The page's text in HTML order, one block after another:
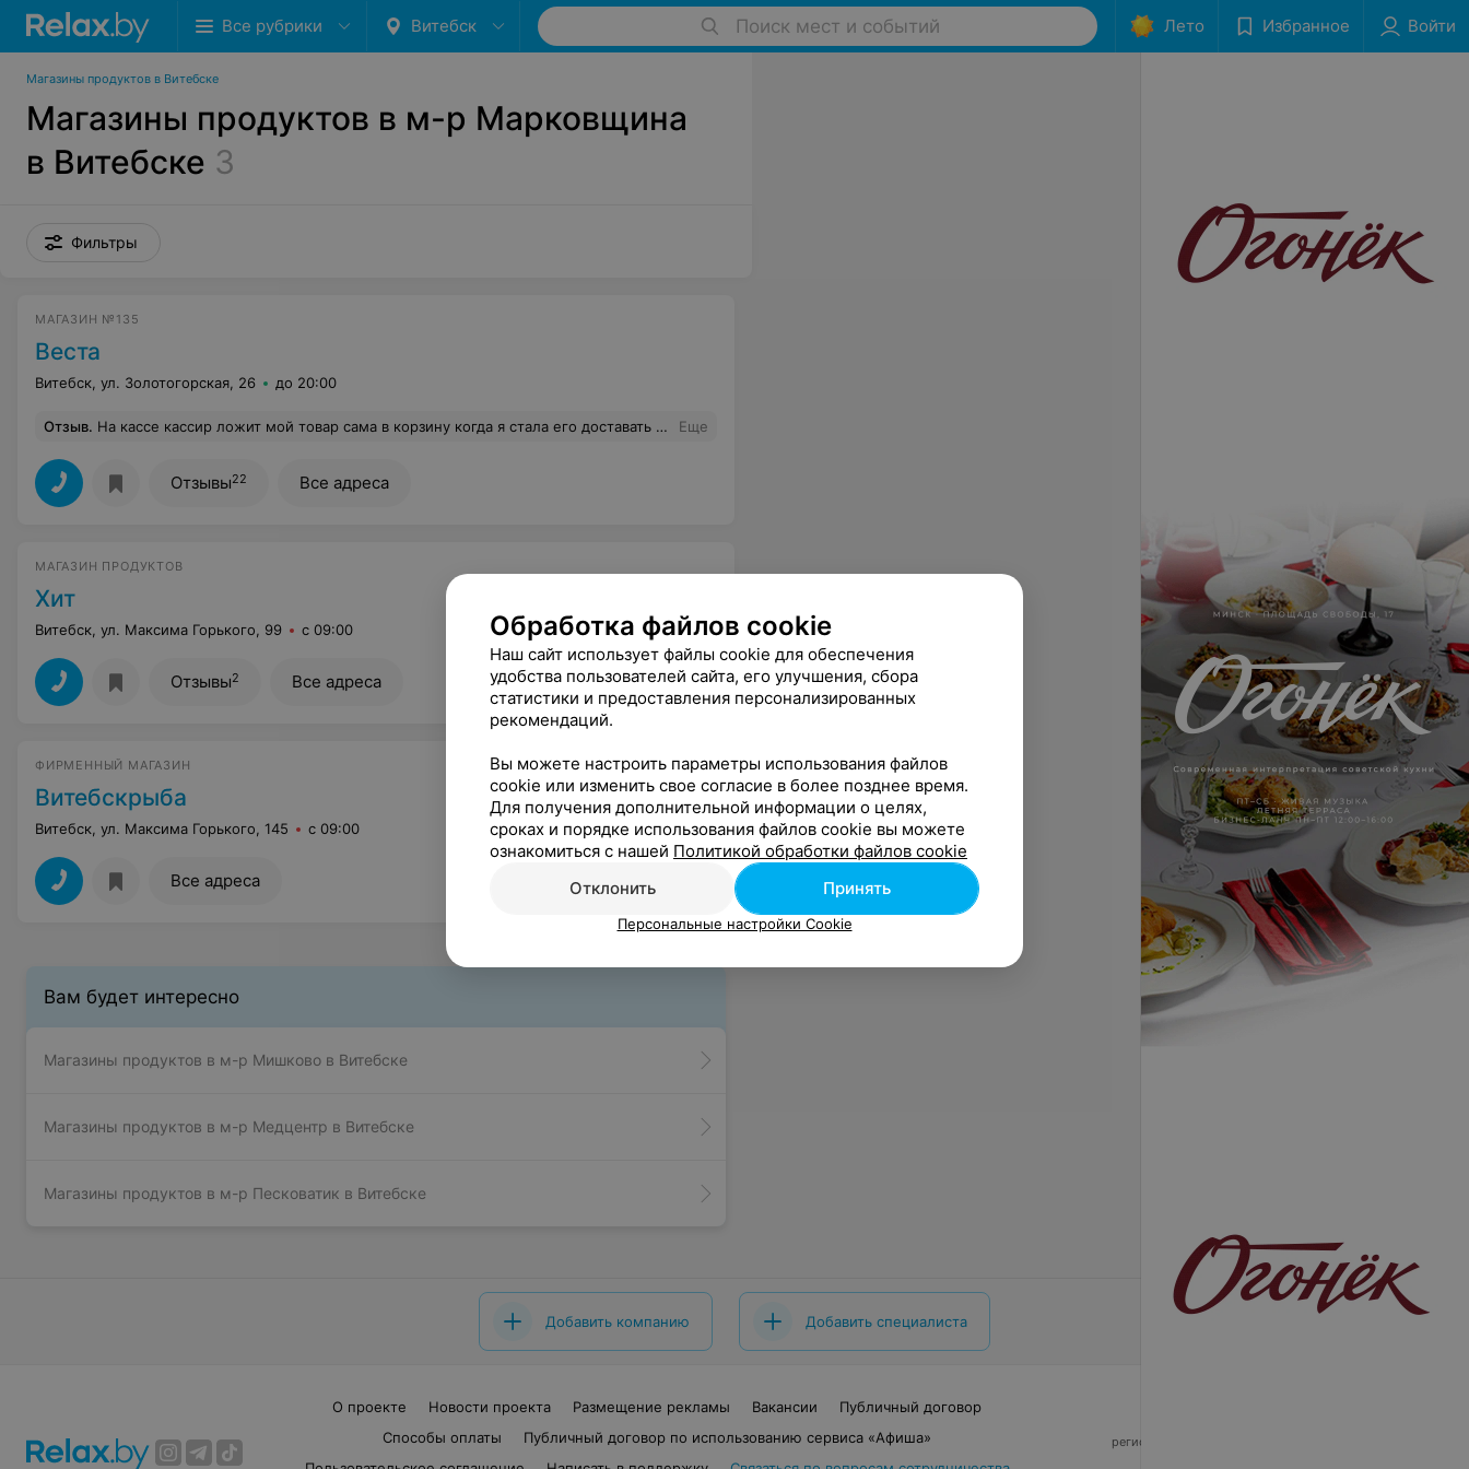
Все рубрики Витебск Поиск мест и событий Лето Избранное Войти
Магазины продуктов в Витебске
Магазины продуктов в м-р Марковщина
в Витебске 3
Фильтры
МАГАЗИН №135
Веста
Витебск, ул. Золотогорская, 26 до 20:00
Отзыв. На кассе кассир ложит мой товар сама в корзину когда я стала его доставать что бы разложить по пакетам молоко потекло меня обхамили и конечно товар не поменяли Еще
Отзывы22 Все адреса
МАГАЗИН ПРОДУКТОВ
Хит
Витебск, ул. Максима Горького, 99 с 09:00
Отзывы2 Все адреса
ФИРМЕННЫЙ МАГАЗИН
Витебскрыба
Витебск, ул. Максима Горького, 145 с 09:00
Все адреса
Вам будет интересно
Магазины продуктов в м-р Мишково в Витебске
Магазины продуктов в м-р Медцентр в Витебске
Магазины продуктов в м-р Песковатик в Витебске
Добавить компанию Добавить специалиста
О проекте Новости проекта Размещение рекламы Вакансии
Публичный договор
Способы оплаты
Публичный договор по использованию сервиса «Афиша»
регистрирующий орган - Минский горисполком
Обработка файлов cookie
Наш сайт использует файлы cookie для обеспечения
удобства пользователей сайта, его улучшения, сбора
статистики и предоставления персонализированных
рекомендаций.
Вы можете настроить параметры использования файлов
cookie или изменить свое согласие в более позднее время.
Для получения дополнительной информации о целях,
сроках и порядке использования файлов cookie вы можете
ознакомиться с нашей Политикой обработки файлов cookie
Отклонить
Принять
Персональные настройки Cookie